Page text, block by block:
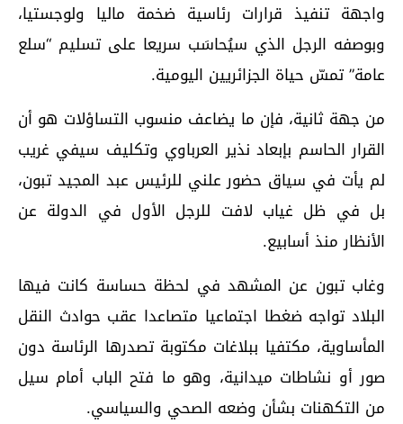
واجهة تنفيذ قرارات رئاسية ضخمة ماليا ولوجستيا،
وبوصفه الرجل الذي سيُحاسَب سريعا على تسليم “سلع
عامة” تمسّ حياة الجزائريين اليومية.
من جهة ثانية، فإن ما يضاعف منسوب التساؤلات هو أن
القرار الحاسم بإبعاد نذير العرباوي وتكليف سيفي غريب
لم يأت في سياق حضور علني للرئيس عبد المجيد تبون،
بل في ظل غياب لافت للرجل الأول في الدولة عن
الأنظار منذ أسابيع.
وغاب تبون عن المشهد في لحظة حساسة كانت فيها
البلاد تواجه ضغطا اجتماعيا متصاعدا عقب حوادث النقل
المأساوية، مكتفيا ببلاغات مكتوبة تصدرها الرئاسة دون
صور أو نشاطات ميدانية، وهو ما فتح الباب أمام سيل
من التكهنات بشأن وضعه الصحي والسياسي.